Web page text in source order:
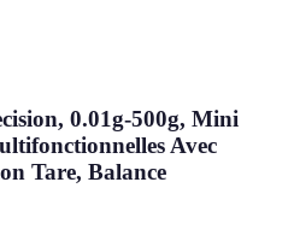
0.01g-500g, Mini
Avec
Tare, Balance